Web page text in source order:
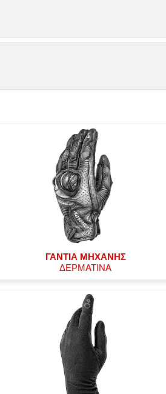
ΓΑΝΤΙΑ ΜΗΧΑΝΗΣ
ΔΕΡΜΑΤΙΝΑ